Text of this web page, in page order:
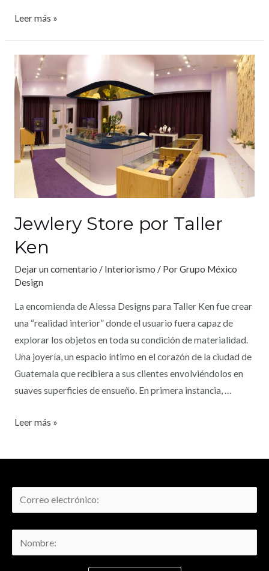
Leer más »
Jewlery Store por Taller
Ken
Dejar un comentario / Interiorismo / PorGrupo México
Design
La encomienda de Alessa Designs para Taller Ken fue crear
una “realidad interior” donde el usuario fuera capaz de
explorar los objetos en toda su condición de materialidad.
Una joyería, un espacio íntimo en el corazón de la ciudad de
Guatemala que recibiera a sus clientes envolviéndolos en
suaves superficies de ensueño. En primera instancia, …
Leer más »